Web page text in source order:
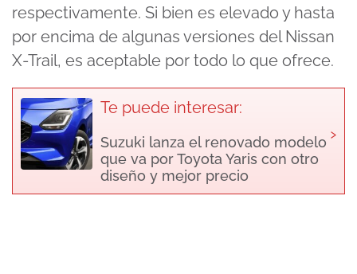
respectivamente. Si bien es elevado y hasta
por encima de algunas versiones del Nissan
X-Trail, es aceptable por todo lo que ofrece.
Te puede interesar:
Suzuki lanza el renovado modelo
que va por Toyota Yaris con otro
diseño y mejor precio
›